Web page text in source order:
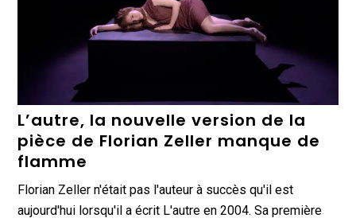
L’autre, la nouvelle version de la
pièce de Florian Zeller manque de
flamme
Florian Zeller n'était pas l'auteur à succès qu'il est
aujourd'hui lorsqu'il a écrit L'autre en 2004. Sa première